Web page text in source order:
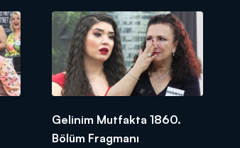
Gelinim Mutfakta 1860.
Bölüm Fragmanı